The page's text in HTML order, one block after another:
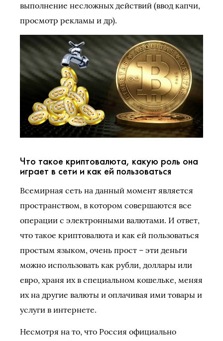
выполнение несложных действий (ввод капчи,
просмотр рекламы и др).
Что такое криптовалюта, какую роль она
играет в сети и как ей пользоваться
Всемирная сеть на данный момент является
пространством, в котором совершаются все
операции с электронными валютами. И ответ,
что такое криптовалюта и как ей пользоваться
простым языком, очень прост – эти деньги
можно использовать как рубли, доллары или
евро, храня их в специальном кошельке, меняя
их на другие валюты и оплачивая ими товары и
услуги в интернете.
Несмотря на то, что Россия официально